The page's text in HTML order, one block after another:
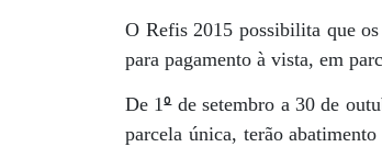
O Refis 2015 possibilita que
para pagamento à vista, em
De 1ºde setembro a 30 de
parcela única, terão